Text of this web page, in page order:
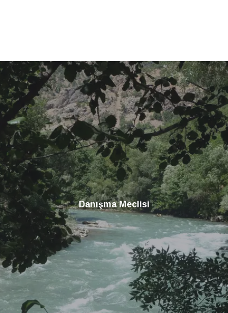
Danışma Meclisi